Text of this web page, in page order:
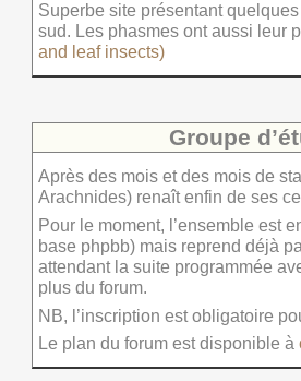
Superbe site présentant
sud. Les phasmes ont aussi leur
and leaf insects)
Groupe
Après des mois et des mois de
Arachnides) renaît enfin de ses
Pour le moment, l’ensemble est
base phpbb) mais reprend déjà
attendant la suite programmée
plus du forum.
NB, l’inscription est obligatoire
Le plan du forum est disponible à